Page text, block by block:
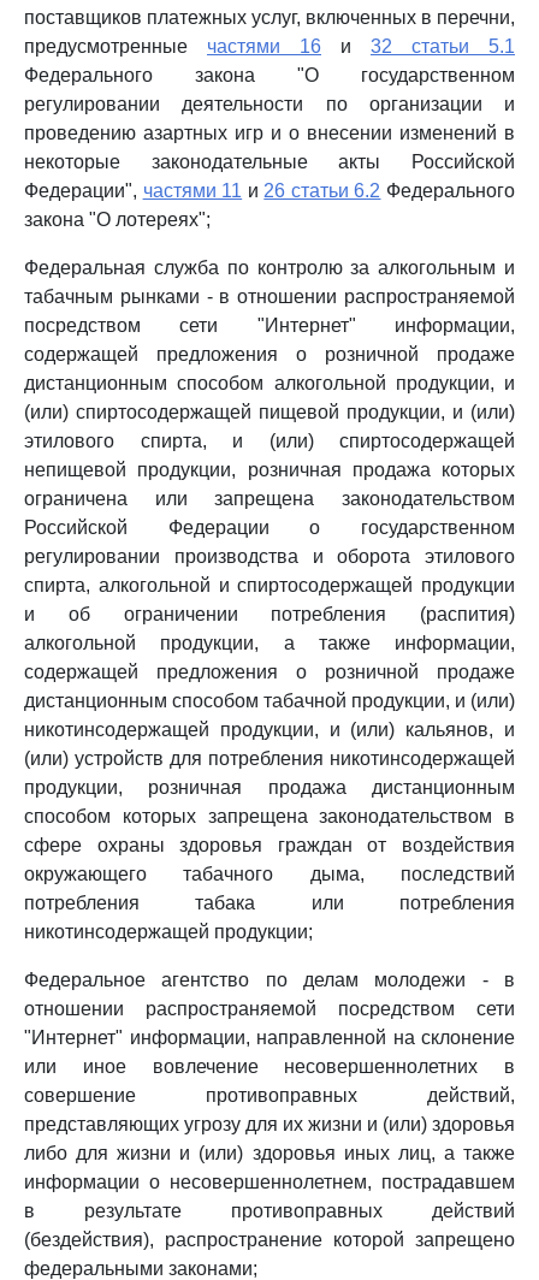
поставщиков платежных услуг, включенных в перечни,
предусмотренные частями 16 и 32 статьи 5.1
Федерального закона "О государственном
регулировании деятельности по организации и
проведению азартных игр и о внесении изменений в
некоторые законодательные акты Российской
Федерации", частями 11 и 26 статьи 6.2 Федерального
закона "О лотереях";
Федеральная служба по контролю за алкогольным и
табачным рынками - в отношении распространяемой
посредством сети "Интернет" информации,
содержащей предложения о розничной продаже
дистанционным способом алкогольной продукции, и
(или) спиртосодержащей пищевой продукции, и (или)
этилового спирта, и (или) спиртосодержащей
непищевой продукции, розничная продажа которых
ограничена или запрещена законодательством
Российской Федерации о государственном
регулировании производства и оборота этилового
спирта, алкогольной и спиртосодержащей продукции
и об ограничении потребления (распития)
алкогольной продукции, а также информации,
содержащей предложения о розничной продаже
дистанционным способом табачной продукции, и (или)
никотинсодержащей продукции, и (или) кальянов, и
(или) устройств для потребления никотинсодержащей
продукции, розничная продажа дистанционным
способом которых запрещена законодательством в
сфере охраны здоровья граждан от воздействия
окружающего табачного дыма, последствий
потребления табака или потребления
никотинсодержащей продукции;
Федеральное агентство по делам молодежи - в
отношении распространяемой посредством сети
"Интернет" информации, направленной на склонение
или иное вовлечение несовершеннолетних в
совершение противоправных действий,
представляющих угрозу для их жизни и (или) здоровья
либо для жизни и (или) здоровья иных лиц, а также
информации о несовершеннолетнем, пострадавшем
в результате противоправных действий
(бездействия), распространение которой запрещено
федеральными законами;